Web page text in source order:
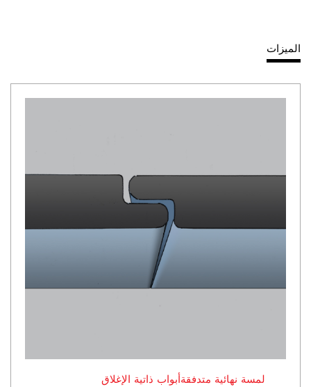
الميزات
لمسة نهائية متدفقةأبواب ذاتية الإغلاق